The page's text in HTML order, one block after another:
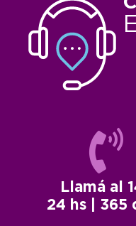
Llamá al
24 hs | 365